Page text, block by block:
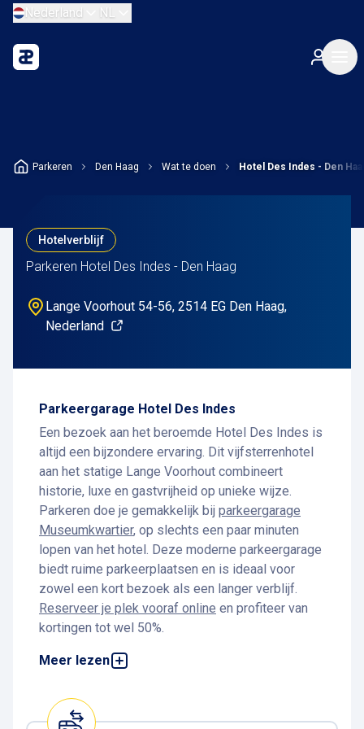
Nederland NL
Parkeren Den Haag Wat te doen Hotel Des Indes - Den
Hotelverblijf
Parkeren Hotel Des Indes - Den Haag
Lange Voorhout 54-56, 2514 EG Den Haag,
Nederland
Parkeergarage Hotel Des Indes
Een bezoek aan het beroemde Hotel Des Indes is
altijd een bijzondere ervaring. Dit vijfsterrenhotel
aan het statige Lange Voorhout combineert
historie, luxe en gastvrijheid op unieke wijze.
Parkeren doe je gemakkelijk bij parkeergarage
Museumkwartier, op slechts een paar minuten
lopen van het hotel. Deze moderne parkeergarage
biedt ruime parkeerplaatsen en is ideaal voor
zowel een kort bezoek als een langer verblijf.
Reserveer je plek vooraf online en profiteer van
kortingen tot wel 50%.
Meer lezen
Parkeren bij Hotel Des Indes
voordelig bij Interparking
Museumkwartier. De parkeergarage ligt op